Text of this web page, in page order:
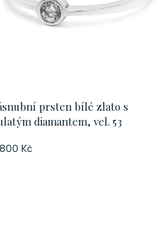
prsten bílé zlato s
diamantem, vel. 53
800 Kč